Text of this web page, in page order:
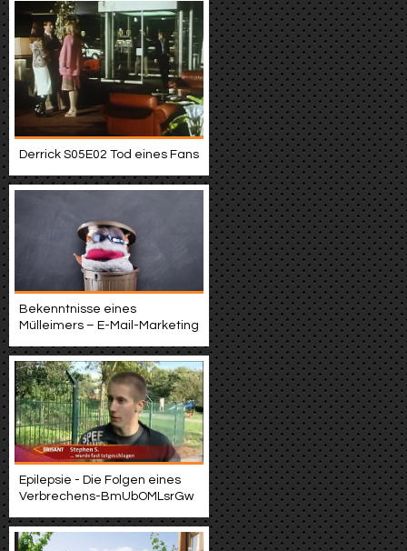
Derrick S05E02 Tod eines Fans
Bekenntnisse eines
Mülleimers – E-Mail-Marketing
Epilepsie - Die Folgen eines
Verbrechens-BmUbOMLsrGw